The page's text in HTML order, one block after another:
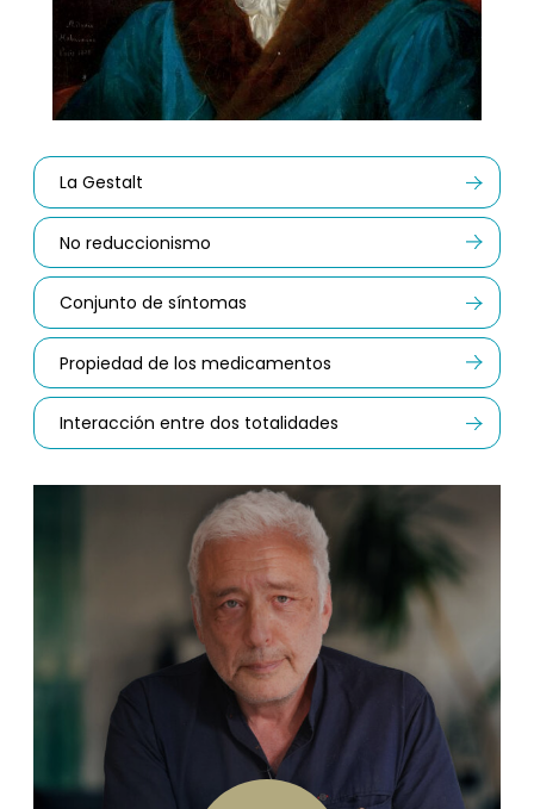
La Gestalt
No reduccionismo
Conjunto de síntomas
Propiedad de los medicamentos
Interacción entre dos totalidades